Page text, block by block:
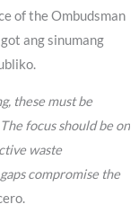
of the Ombudsman
ang sinumang
these must be
focus should be on
waste
compromise the